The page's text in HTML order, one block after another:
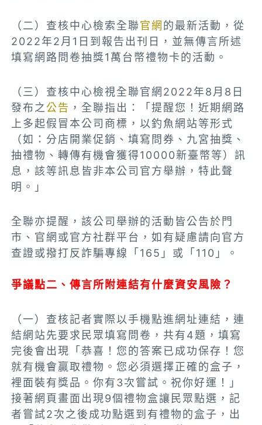
（二） 查核中心檢索全聯官網 的最新活動，從
2022年2月1日到報告出刊日，並無傳言所述
填寫網路問卷抽獎1萬台幣禮物卡的活動。
（三）查核中心檢視全聯官網2022年8月8日
發布之公告 ，全聯指出：「提醒您！近期網路
上多起假冒本公司商標，以釣魚網站等形式
（如：分店開業促銷、填寫問券、九宮抽獎、
抽禮物、轉傳有機會獲得10000新臺幣等）訊
息，該等訊息皆非本公司官方舉辦，特此聲
明。」
全聯亦提醒，該公司舉辦的活動皆公告於門
市、官網或官方社群平台，如有疑慮請向官方
查證或撥打反詐騙專線「165」或「110」。
爭議點二、傳言所附連結有什麼資安風險？
（一）查核記者實際以手機點進網址連結，連
結網站先要求民眾填寫問卷，共有4題，填寫
完後會出現「恭喜！您的答案已成功保存！您
就有機會贏取禮物。您必須選擇正確的盒子，
裡面裝有獎品。你有3次嘗試。祝你好運！」
接著網頁畫面出現9個禮物盒讓民眾點選，記
者嘗試2次之後成功點選到有禮物的盒子，出